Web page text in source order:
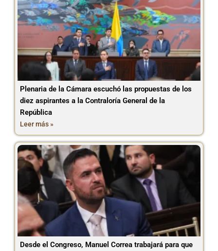
Plenaria de la Cámara escuchó las propuestas de los
diez aspirantes a la Contraloría General de la
República
Leer más »
Desde el Congreso, Manuel Correa trabajará para que